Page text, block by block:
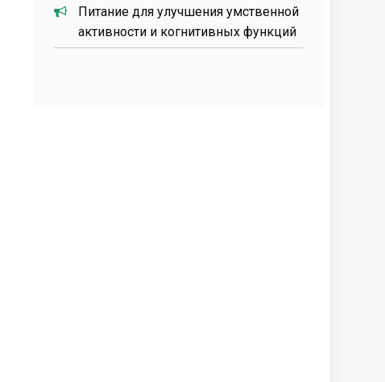
Питание для улучшения умственной
активности и когнитивных функций